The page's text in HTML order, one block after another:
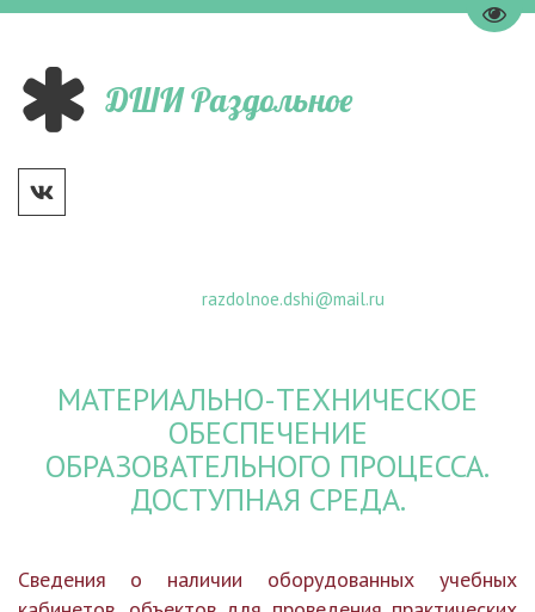
Go
ДШИ Раздольное
razdolnoe.dshi@mail.ru
МАТЕРИАЛЬНО-ТЕХНИЧЕСКОЕ
ОБЕСПЕЧЕНИЕ
ОБРАЗОВАТЕЛЬНОГО ПРОЦЕССА.
ДОСТУПНАЯ СРЕДА.
Сведения о наличии оборудованных учебных